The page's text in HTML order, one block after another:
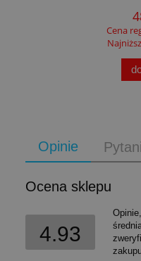
Cena
Opinie
Ocena sklepu
4.93